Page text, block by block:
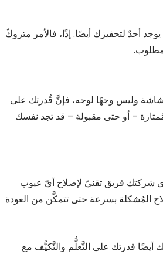
أحدٌ لتحفيزك أيضًا. إذًا، فالأمر متروكٌ
شاشة وليس وجهًا لوجه، فإنَّ قُدرتك على
– أو حتى مقبولة – قد تجد نفسك
شركتك فريق تقنيّ لإصلاح أيّ عيوب
المُشكلة بسرعة حتى تتمكَّن من العودة
أيضًا قدرتك على التَّعلُّم والتَّكيُّف مع